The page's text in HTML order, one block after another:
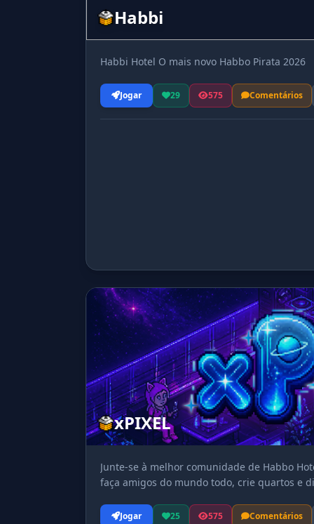
Habbi
Habbi Hotel O mais novo Habbo Pirata 2026
Jogar 29 575 Comentários
xPIXEL
Junte-se à melhor comunidade de Habbo
faça amigos do mundo todo, crie quartos e
Jogar 25 575 Comentários